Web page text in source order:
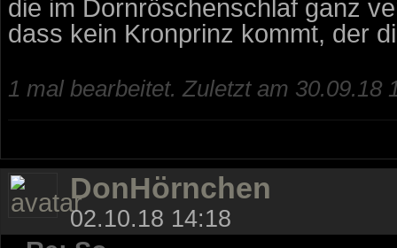
die im Dornröschenschlaf ganz
dass kein Kronprinz kommt, der
1 mal bearbeitet. Zuletzt am 30.09.18
DonHörnchen
02.10.18 14:18